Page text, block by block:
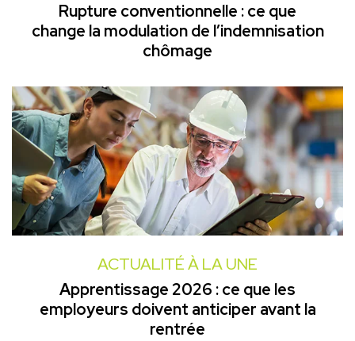
Rupture conventionnelle : ce que
change la modulation de l’indemnisation
chômage
ACTUALITÉ À LA UNE
Apprentissage 2026 : ce que les
employeurs doivent anticiper avant la
rentrée